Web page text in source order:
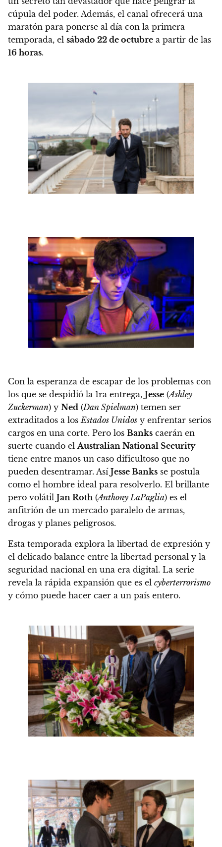
cúpula del poder. Además, el canal ofrecerá una
maratón para ponerse al día con la primera
temporada, el sábado 22 de octubre a partir de las
16 horas.
Con la esperanza de escapar de los problemas con
los que se despidió la 1ra entrega, Jesse (Ashley
Zuckerman) y Ned (Dan Spielman) temen ser
extraditados a losEstados Unidos y enfrentar serios
cargos en una corte. Pero los Banks caerán en
suerte cuando elAustralian National Security
tiene entre manos un caso dificultoso que no
pueden desentramar. Así Jesse Banks se postula
como el hombre ideal para resolverlo. El brillante
pero volátil Jan Roth(Anthony LaPaglia) es el
anfitrión de un mercado paralelo de armas,
drogas y planes peligrosos.
Esta temporada explora la libertad de expresión y
el delicado balance entre la libertad personal y la
seguridad nacional en una era digital. La serie
revela la rápida expansión que es el cyberterrorismo
y cómo puede hacer caer a un país entero.